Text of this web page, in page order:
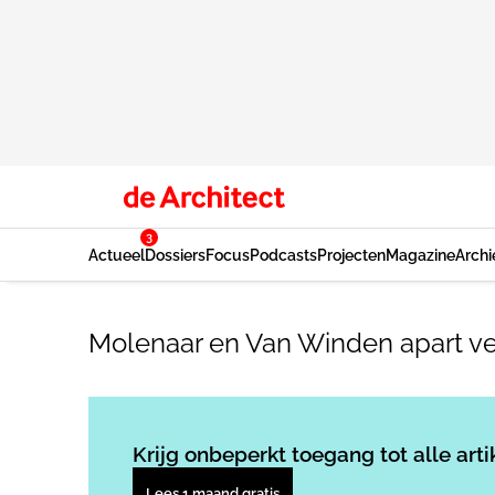
Actueel
3
DossiersFocusPodcastsProjectenMagazine
Molenaar en Van Winden apart
Krijg onbeperkt toegang tot alle